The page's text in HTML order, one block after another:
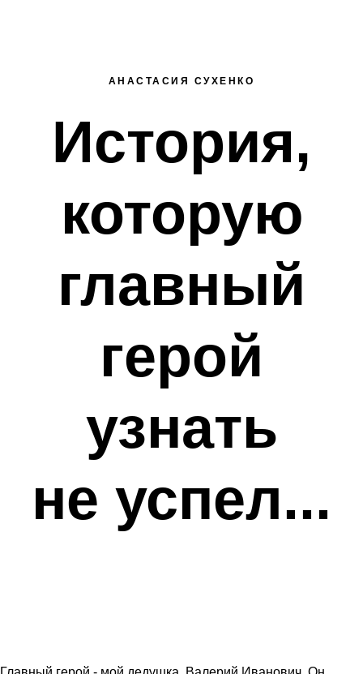
АНАСТАСИЯ СУХЕНКО
История,
которую
главный
герой
узнать
не успел...